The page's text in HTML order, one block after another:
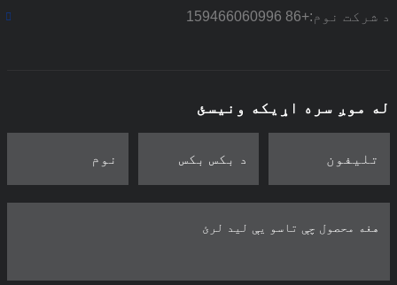
د شرکت نوم:+86 159466060996
له موږ سره اړیکه ونیسئ